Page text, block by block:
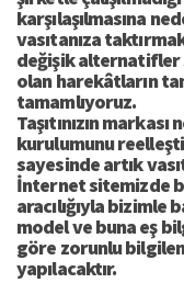
karşılaşılmasına
vasıtanıza
değişik alternatifler
olan harekâtların
tamamlıyoruz.
Taşıtınızın markası
kurulumunu
sayesinde artık
İnternet sitemizde
aracılığıyla
model ve buna eş
göre zorunlu
yapılacaktır.